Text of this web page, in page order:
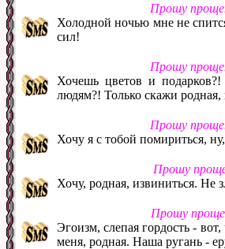
Прошу
Холодной ночью мне не
сил!
Прошу
Хочешь цветов и
людям?! Только скажи
Прошу
Хочу я с тобой помириться,
Прошу
Хочу, родная, извиниться. Не
Прошу
Эгоизм, слепая гордость -
меня, родная. Наша ругань -